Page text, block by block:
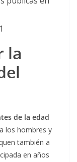
la
de la edad
los hombres y
también a
en años